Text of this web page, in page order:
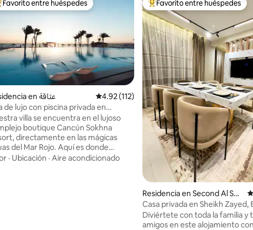
4.96 de 5; 52 evaluaciones
los mejores en Favorito entre huéspedes
Favorito entre huéspedes
Residencia en عتاقة Calificación promedio: 4.92 de 5; 112
4.92 (112)
de lujo con piscina privada en
Sokhna
villa se encuentra en el lujoso
boutique Cancún Sokhna
directamente en las mágicas
del Mar Rojo. Aquí es donde
disfrutar de tus vacaciones de
· Ubicación · Aire acondicionado
De los mejores en Favorito
Favorito entre huéspedes
Residencia en Second Al She
ikh Zayed
Casa privada en Sheikh Zayed,
Diviértete con toda la familia y
amigos en este alojamiento